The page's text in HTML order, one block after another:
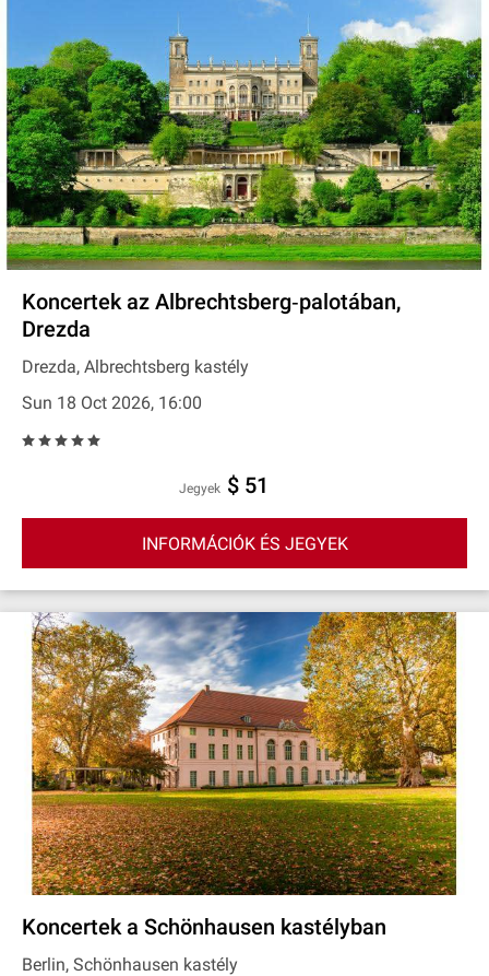
Koncertek az Albrechtsberg‐palotában,
Drezda
Drezda, Albrechtsberg kastély
Sun 18 Oct 2026, 16:00
Jegyek $ 51
INFORMÁCIÓK ÉS JEGYEK
Koncertek a Schönhausen kastélyban
Berlin, Schönhausen kastély